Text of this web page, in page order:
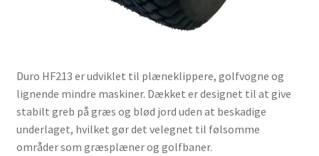
Duro HF213 er udviklet til plæneklippere, golfvogne og
lignende mindre maskiner. Dækket er designet til at give
stabilt greb på græs og blød jord uden at beskadige
underlaget, hvilket gør det velegnet til følsomme
områder som græsplæner og golfbaner.